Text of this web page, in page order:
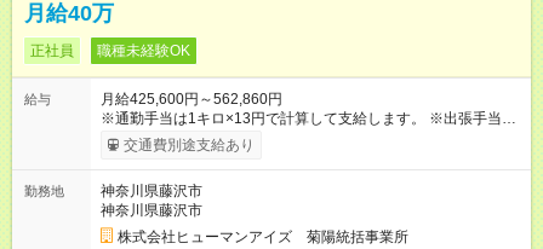
月給40万
正社員 職種未経験OK
給与
月給425,600円～562,860円
※通勤手当は1キロ×13円で計算して支給します。 ※出張手当
海外・為替により変動(10，000円～15，000円)、国内(4，000
円) ※出張にかかる費用(パスポート取得更新費、3つ星ホテル宿
期間あり 試用期間の長さ：3ヶ月 雇用形態、給与は本採用時と
同じです。
交通費別途支給あり
勤務地
神奈川県藤沢市
神奈川県藤沢市
株式会社ヒューマンアイズ 菊陽統括事業所